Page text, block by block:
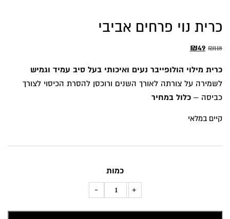
כרית נוי פרחים אביבי
₪118
המחיר
היה:
₪118.
₪49
הוא:
₪49.
כרית מילוי הולופייבר נעים ואיכותי בעל סיב עמיד וגמיש
לשמירה על צורתה לאורך השנים ורוכסן להסרת הכיסוי לצורך
כביסה – כלול במחיר
קיים במלאי
כמות
+
כמות
-